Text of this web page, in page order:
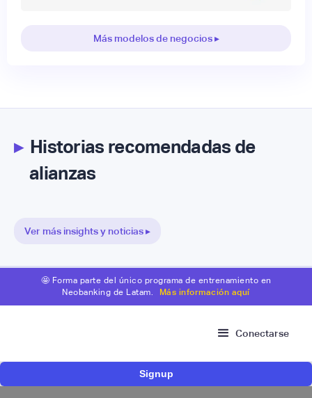
Más modelos de negocios ▸
▸Historias recomendadas de
alianzas
Ver más insights y noticias ▸
🤩 Forma parte del único programa de entrenamiento en
Neobanking de Latam.
Más información aquí
Conectarse
Signup